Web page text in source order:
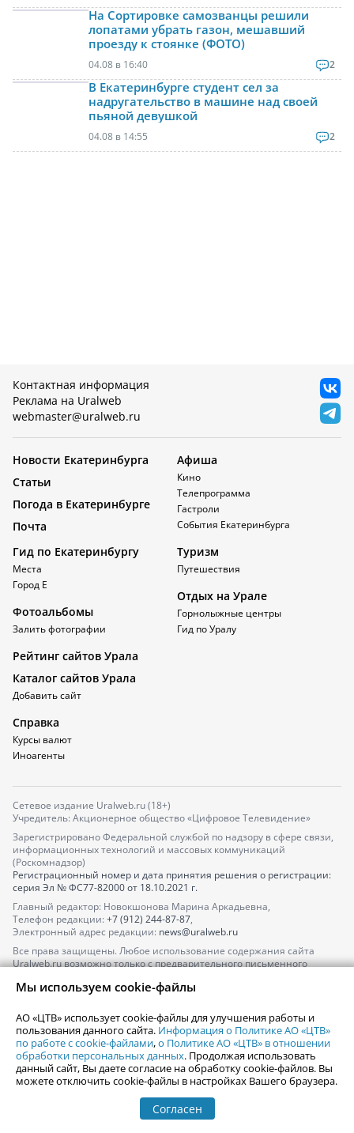
На Сортировке самозванцы решили
лопатами убрать газон, мешавший
проезду к стоянке (ФОТО)
04.08 в 16:40 2
В Екатеринбурге студент сел за
надругательство в машине над своей
пьяной девушкой
04.08 в 14:55 2
Контактная информация
Реклама на Uralweb
webmaster@uralweb.ru
Новости Екатеринбурга
Статьи
Погода в Екатеринбурге
Почта
Афиша
Кино
Телепрограмма
Гастроли
События Екатеринбурга
Гид по Екатеринбургу
Места
Город Е
Фотоальбомы
Залить фотографии
Туризм
Путешествия
Отдых на Урале
Горнолыжные центры
Гид по Уралу
Рейтинг сайтов Урала
Каталог сайтов Урала
Добавить сайт
Справка
Курсы валют
Иноагенты
Сетевое издание Uralweb.ru (18+)
Учредитель: Акционерное общество «Цифровое Телевидение»
Зарегистрировано Федеральной службой по надзору в сфере связи,
информационных технологий и массовых коммуникаций
(Роскомнадзор)
Регистрационный номер и дата принятия решения о регистрации:
серия Эл № ФС77-82000от 18.10.2021 г.
Главный редактор: Новокшонова Марина Аркадьевна,
Телефон редакции: +7 (912) 244-87-87,
Электронный адрес редакции: news@uralweb.ru
Все права защищены. Любое использование содержания сайта
Uralweb.ru возможно только с предварительного письменного
По вопросам размещения рекламы обращайтесь по тел.
По вопросам размещения информации в разделе «Афиша»
afisha@uralweb.ru
Пользовательское соглашение на использование сайта
Политика АО «ЦТВ» в отношении обработки персональных данных
Мы используем cookie-файлы
АО «ЦТВ» использует cookie-файлы для улучшения работы и
пользования данного сайта. Информация о Политике АО «ЦТВ»
по работе с cookie-файлами,о Политике АО «ЦТВ» в отношении
обработки персональных данных. Продолжая использовать
данный сайт, Вы даете согласие на обработку cookie-файлов. Вы
можете отключить cookie-файлы в настройках Вашего браузера.
Согласен